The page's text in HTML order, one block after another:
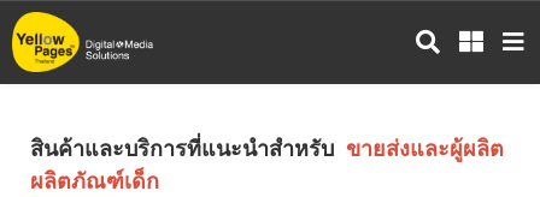
ข้าม
ไป
สินค้าและบริการที่แนะนำสำหรับ ขายส่งและผู้ผลิต
ผลิตภัณฑ์เด็ก